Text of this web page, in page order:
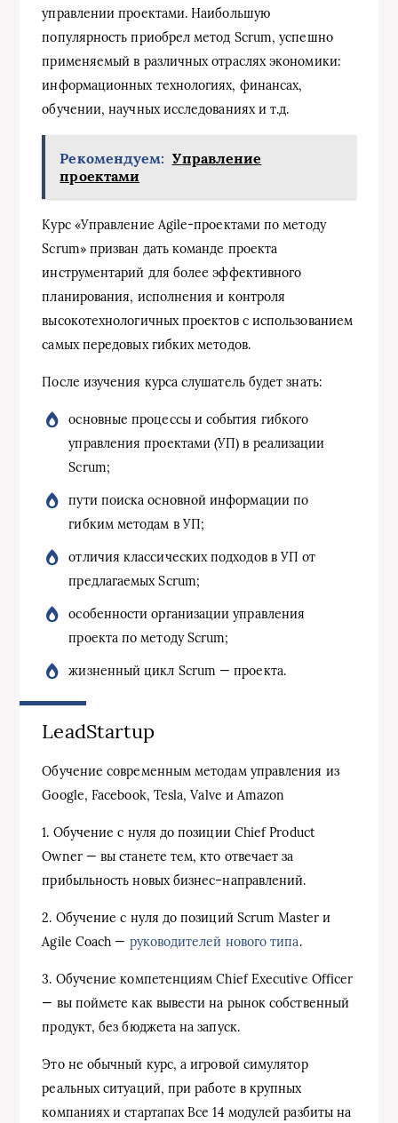
управлении проектами. Наибольшую
популярность приобрел метод Scrum, успешно
применяемый в различных отраслях экономики:
информационных технологиях, финансах,
обучении, научных исследованиях и т.д.
Рекомендуем: Управление
проектами
Курс «Управление Agile-проектами по методу
Scrum» призван дать команде проекта
инструментарий для более эффективного
планирования, исполнения и контроля
высокотехнологичных проектов с использованием
самых передовых гибких методов.
После изучения курса слушатель будет знать:
основные процессы и события гибкого
управления проектами (УП) в реализации
Scrum;
пути поиска основной информации по
гибким методам в УП;
отличия классических подходов в УП от
предлагаемых Scrum;
особенности организации управления
проекта по методу Scrum;
жизненный цикл Scrum — проекта.
LeadStartup
Обучение современным методам управления из
Google, Facebook, Tesla, Valve и Amazon
1. Обучение с нуля до позиции Chief Product
Owner — вы станете тем, кто отвечает за
прибыльность новых бизнес–направлений.
2. Обучение с нуля до позиций Scrum Master и
Agile Coach — руководителей нового типа.
3. Обучение компетенциям Chief Executive Officer
— вы поймете как вывести на рынок собственный
продукт, без бюджета на запуск.
Это не обычный курс, а игровой симулятор
реальных ситуаций, при работе в крупных
компаниях и стартапах Все 14 модулей разбиты на